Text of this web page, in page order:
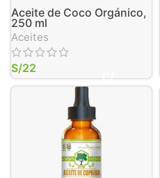
Aceite de Coco Orgánico,
250 ml
Aceites
S/22